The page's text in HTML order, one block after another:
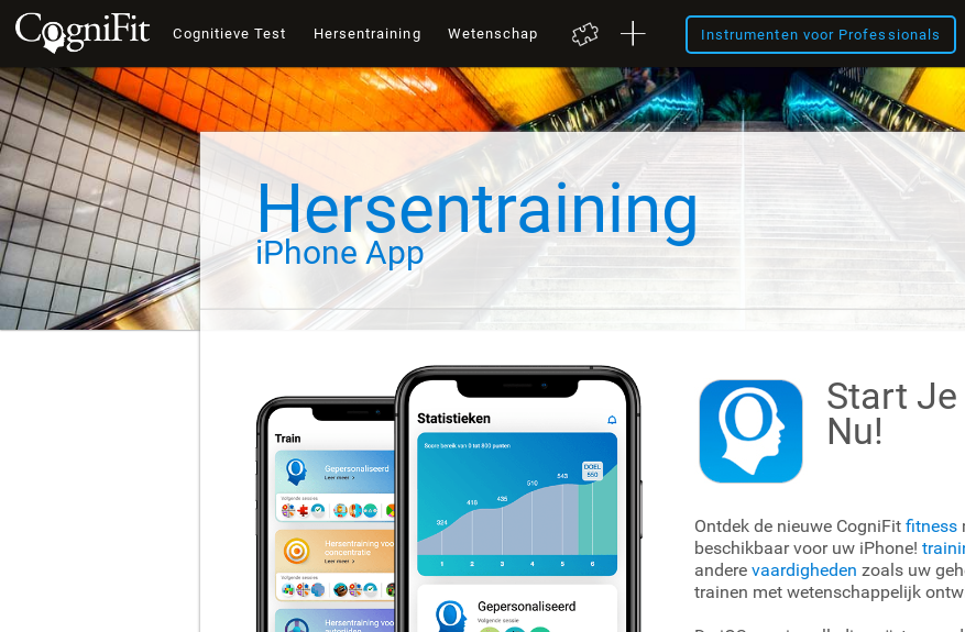
Cognitieve Test Hersentraining Wetenschap Instrumenten voor Professionals
Hersentraining
iPhone App
Start
Nu!
Ontdek de nieuwe CogniFit fitness
beschikbaar voor uw iPhone!
andere vaardigheden zoals uw
trainen met wetenschappelijk